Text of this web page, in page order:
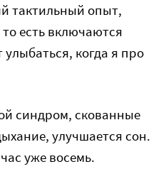
тактильный опыт,
есть включаются
когда я про
синдром, скованные
улучшается сон.
уже восемь.